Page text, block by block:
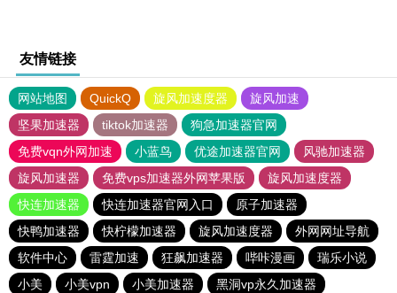
友情链接
网站地图 QuickQ 旋风加速度器
旋风加速
坚果加速器
tiktok加速器
狗急加速器官网
免费vqn外网加速
小蓝鸟 优途加速器官网
风驰加速器
旋风加速器
免费vps加速器外网苹果版
旋风加速度器
快连加速器
快连加速器官网入口
原子加速器
快鸭加速器
快柠檬加速器 旋风加速度器
外网网址导航
软件中心
雷霆加速 狂飙加速器 哔咔漫画
瑞乐小说
小美
小美vpn 小美加速器
黑洞vp永久加速器